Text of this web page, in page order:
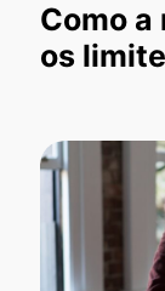
Como
os